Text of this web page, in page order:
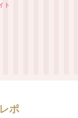
ト
ポ